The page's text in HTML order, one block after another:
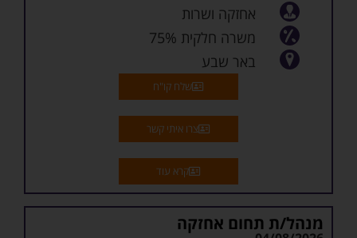
בביתם ומסייע להם לשמור על איכות חיים, ביטחון
ועצמאות.
התפקיד כולל ביקורי בית וטיפול בתקלות בסיסיות.
תחומי אחריות מרכזיים:
ביצוע ביקורי בית שוטפים אצל קשישים ומתן תחושת
ביטחון ורצף תמיכה.
טיפול בתקלות קלות: החלפת נורה, תיקונים בסיסיים
באחזקת הבית.
זיהוי מצבי מצוקה או שינוי בתפקוד והעברת מידע
לגורמים מקצועיים
תיעוד ומעקבאחר פניות, צרכים וביצוע משימות.
אחזקה ושרות
משרה חלקית 75%
באר שבע
שלח קו"ח
צרו איתי קשר
קרא עוד
מנהל/ת תחום אחזקה